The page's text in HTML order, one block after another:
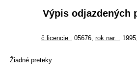
Výpis odjazdených
č.licencie : 05676, rok nar. :
Žiadné preteky